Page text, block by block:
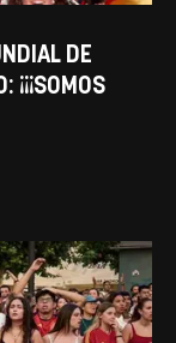
DE
¡¡¡SOMOS